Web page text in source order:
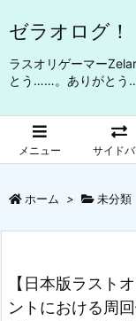
ゼラオログ！
ラスオリゲーマー
とう……。ありがとう
メニュー サイド
ホーム > 未分類
【日本版ラスト
ントにおける周